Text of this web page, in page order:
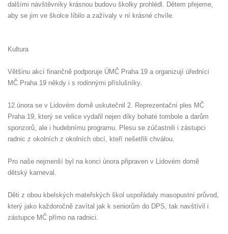
dalšími návštěvníky krásnou budovu školky prohlédl. Dětem přejeme,
aby se jim ve školce líbilo a zažívaly v ní krásné chvíle.
Kultura
Většinu akcí finančně podporuje ÚMČ Praha 19 a organizují úředníci
MČ Praha 19 někdy i s rodinnými příslušníky.
12.února se v Lidovém domě uskutečnil 2. Reprezentační ples MČ
Praha 19, který se velice vydařil nejen díky bohaté tombole a darům
sponzorů, ale i hudebnímu programu. Plesu se zúčastnili i zástupci
radnic z okolních z okolních obcí, kteří nešetřili chválou.
Pro naše nejmenší byl na konci února připraven v Lidovém domě
dětský karneval.
Děti z obou kbelských mateřských škol uspořádaly masopustní průvod,
který jako každoročně zavítal jak k seniorům do DPS, tak navštívil i
zástupce MČ přímo na radnici.